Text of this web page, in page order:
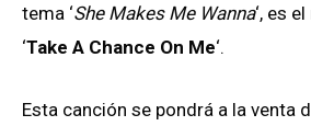
tema ‘She Makes Me Wanna‘, es
‘Take A Chance On Me‘.
Esta canción se pondrá a la venta